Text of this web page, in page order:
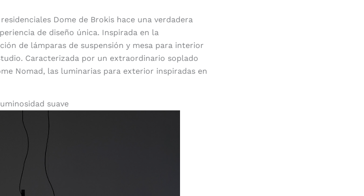
Dome de Brokis hace una verdadera
de diseño única. Inspirada en la
de lámparas de suspensión y mesa para interior
Caracterizada por un extraordinario soplado
Nomad, las luminarias para exterior inspiradas en
suave